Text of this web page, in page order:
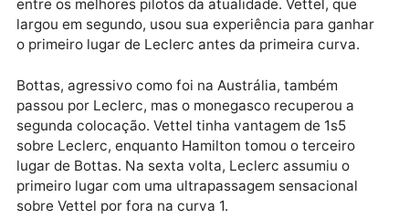
geral, com 44 pontos, um a mais que Hamilton.
Verstappen soma 27, enquanto Leclerc tem 26. A
próxima corrida vai ser na China, no dia 14 de abril,
quando será festejado o milésimo GP da categoria.
A CORRIDA – A prova no Bahrein teve início
As três primeiras voltas apresentaram grande
entre os melhores pilotos da atualidade. Vettel, que
largou em segundo, usou sua experiência para
o primeiro lugar de Leclerc antes da primeira curva.